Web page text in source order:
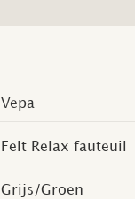
Vepa
Felt Relax fauteuil
Grijs/Groen